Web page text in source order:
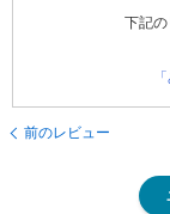
下記の
前のレビュー